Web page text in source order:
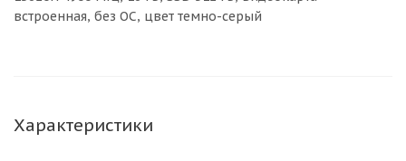
встроенная, без ОС, цвет темно-серый
Характеристики